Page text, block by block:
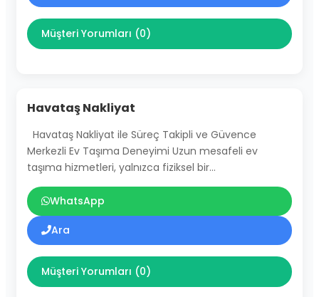
Müşteri Yorumları (0)
Havataş Nakliyat
Havataş Nakliyat ile Süreç Takipli ve Güvence
Merkezli Ev Taşıma Deneyimi Uzun mesafeli ev
taşıma hizmetleri, yalnızca fiziksel bir…
WhatsApp
Ara
Müşteri Yorumları (0)